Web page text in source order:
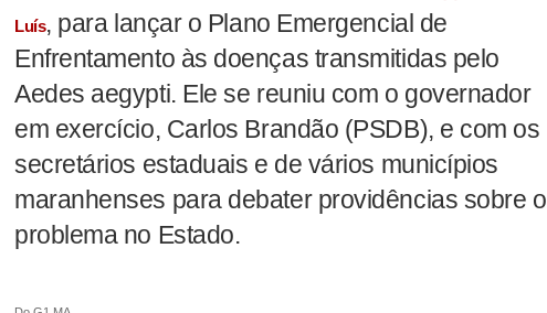
Luís, para lançar o Plano Emergencial de
Enfrentamento às doenças transmitidas pelo
Aedes aegypti. Ele se reuniu com o governador
em exercício, Carlos Brandão (PSDB), e com os
secretários estaduais e de vários municípios
maranhenses para debater providências sobre o
problema no Estado.